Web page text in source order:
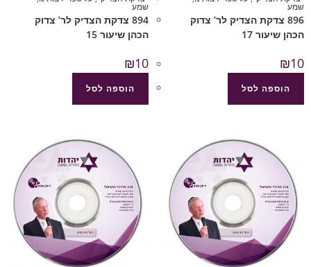
שמע
896 צדקת הצדיק לר’ צדוק
הכהן שיעור 17
₪10
הוספה לסל
שמע
894 צדקת הצדיק לר’ צדוק
הכהן שיעור 15
₪10
הוספה לסל